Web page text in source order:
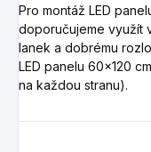
Pro montáž LED
doporučujeme využít
lanek a dobrému
LED panelu 60x120
na každou stranu).